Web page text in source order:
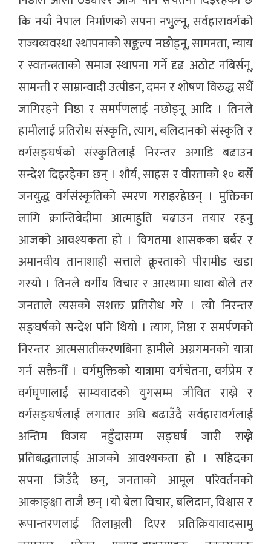
कि नयाँ नेपाल निर्माणको सपना नभुल्नू, सर्वहारावर्गको
राज्यव्यवस्था स्थापनाको सङ्कल्प नछोड्नू, सामनता, न्याय
र स्वतन्त्रताको समाज स्थापना गर्ने दृढ अठोट नबिर्सनू,
सामन्ती र साम्रान्वादी उत्पीडन, दमन र शोषण विरुद्ध सधैँ
जागिरहने निष्ठा र समर्पणलाई नछोड्नू आदि । तिनले
हामीलाई प्रतिरोध संस्कृति, त्याग, बलिदानको संस्कृति र
वर्गसङ्घर्षको संस्कुतिलाई निरन्तर अगाडि बढाउन
सन्देश दिइरहेका छन् । शौर्य, साहस र वीरताको १० बर्से
जनयुद्ध वर्गसंस्कृतिको स्मरण गराइरहेछन् । मुक्तिका
लागि क्रान्तिबेदीमा आत्माहुति चढाउन तयार रहनु
आजको आवश्यकता हो । विगतमा शासकका बर्बर र
अमानवीय तानाशाही सत्ताले क्रूरताको पीरामीड खडा
गरयो । तिनले वर्गीय विचार र आस्थामा धावा बोले तर
जनताले त्यसको सशक्त प्रतिरोध गरे । त्यो निरन्तर
सङ्घर्षको सन्देश पनि थियो । त्याग, निष्ठा र समर्पणको
निरन्तर आत्मसातीकरणबिना हामीले अग्रगमनको यात्रा
गर्न सक्तैनौँ । वर्गमुक्तिको यात्रामा वर्गचेतना, वर्गप्रेम र
वर्गघृणालाई साम्यवादको युगसम्म जीवित राख्ने र
वर्गसङ्घर्षलाई लगातार अघि बढाउँदै सर्वहारावर्गलाई
अन्तिम विजय नहुँदासम्म सङ्घर्ष जारी राख्ने
प्रतिबद्धतालाई आजको आवश्यकता हो । सहिदका
सपना जिउँदै छन्, जनताको आमूल परिवर्तनको
आकाङ्क्षा ताजै छन् ।यो बेला विचार, बलिदान, विश्वास र
रूपान्तरणलाई तिलाञ्जली दिएर प्रतिक्रियावादसामु